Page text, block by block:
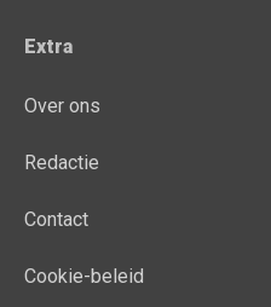
Extra
Over ons
Redactie
Contact
Cookie-beleid